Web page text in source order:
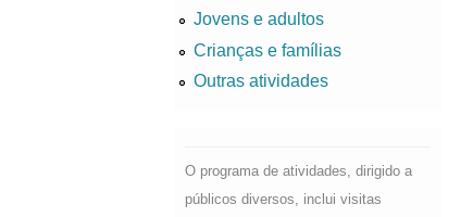
Jovens e adultos
Crianças e famílias
Outras atividades
O programa de atividades, dirigido a
públicos diversos, inclui visitas